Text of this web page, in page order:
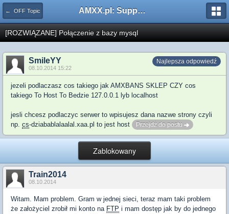
← OFF Topic AMXX.pl: Support AMX Mod X i SourceMod
[ROZWIĄZANE] Połączenie z bazy mysql
Najlepsza odpowiedź
SmileYY
08.10.2014 15:22
jezeli podlaczasz cos takiego jak AMXBANS SKLEP CZY cos
takiego To Host To Bedzie 127.0.0.1 lyb localhost
jesli chcesz podlaczyc serwer to wpisujesz dana nazwe strony czyli
np. cs-dziabablalaalal.xaa.pl to jest host Przejdź do postu
Zablokowany
Train2014
08.10.2014
Witam. Mam problem. Gram w jednej sieci, teraz mam taki problem
że założyciel zrobił mi konto na FTP i mam dostęp jak by do jednego